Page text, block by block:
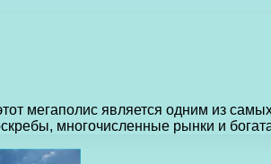
мегаполис является одним из
многочисленные рынки и